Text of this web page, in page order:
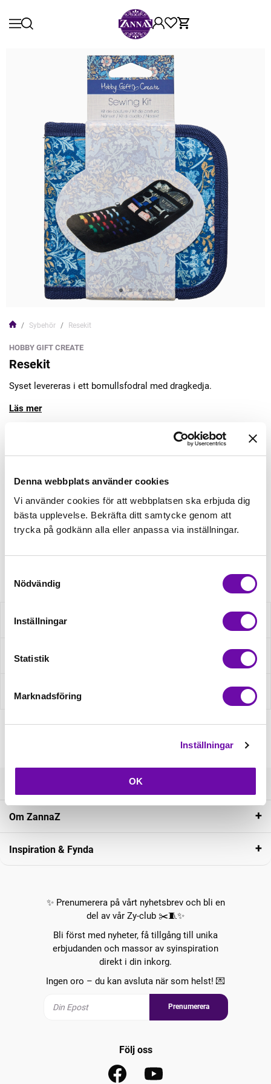
Denna webbplats använder cookies
Vi använder cookies för att webbplatsen ska erbjuda dig
bästa upplevelse. Bekräfta ditt samtycke genom att
trycka på godkänn alla eller anpassa via inställningar.
Nödvändig
Inställningar
Statistik
Marknadsföring
Inställningar
OK
Sybehör Resekit
HOBBY GIFT CREATE
Resekit
Syset levereras i ett bomullsfodral med dragkedja.
Läs mer
Lägg till varukorgen
Finns i lager
Minsta beställning: 1 st
Beskrivning
Fråga om produkt
Recensioner
Om ZannaZ
Inspiration & Fynda
✨ Prenumerera på vårt nyhetsbrev och bli en
del av vår Zy-club ✂️🧵✨
Bli först med nyheter, få tillgång till unika
erbjudanden och massor av syinspiration
direkt i din inkorg.
Ingen oro – du kan avsluta när som helst! 💌
Prenumerera
Följ oss